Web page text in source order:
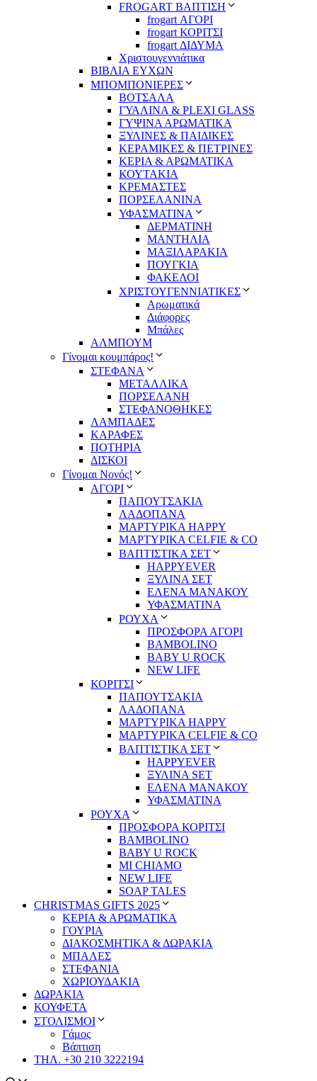
FROGART ΒΑΠΤΙΣΗ
frogart ΑΓΟΡΙ
frogart ΚΟΡΙΤΣΙ
frogart ΔΙΔΥΜΑ
Χριστουγεννιάτικα
ΒΙΒΛΙΑ ΕΥΧΩΝ
ΜΠΟΜΠΟΝΙΕΡΕΣ
ΒΟΤΣΑΛΑ
ΓΥΑΛΙΝΑ & PLEXI GLASS
ΓΥΨΙΝΑ ΑΡΩΜΑΤΙΚΑ
ΞΥΛΙΝΕΣ & ΠΑΙΔΙΚΕΣ
ΚΕΡΑΜΙΚΕΣ & ΠΕΤΡΙΝΕΣ
ΚΕΡΙΑ & ΑΡΩΜΑΤΙΚΑ
ΚΟΥΤΑΚΙΑ
ΚΡΕΜΑΣΤΕΣ
ΠΟΡΣΕΛΑΝΙΝΑ
ΥΦΑΣΜΑΤΙΝA
ΔΕΡΜΑΤΙΝΗ
ΜΑΝΤΗΛΙΑ
ΜΑΞΙΛΑΡΑΚΙΑ
ΠΟΥΓΚΙΑ
ΦΑΚΕΛΟΙ
ΧΡΙΣΤΟΥΓΕΝΝΙΑΤΙΚΕΣ
Αρωματικά
Διάφορες
Μπάλες
ΑΛΜΠΟΥΜ
Γίνομαι κουμπάρος!
ΣΤΕΦΑΝΑ
ΜΕΤΑΛΛΙΚΑ
ΠΟΡΣΕΛΑΝΗ
ΣΤΕΦΑΝΟΘΗΚΕΣ
ΛΑΜΠΑΔΕΣ
ΚΑΡΑΦΕΣ
ΠΟΤΗΡΙΑ
ΔΙΣΚΟΙ
Γίνομαι Νονός!
ΑΓΟΡΙ
ΠΑΠΟΥΤΣΑΚΙΑ
ΛΑΔΟΠΑΝΑ
ΜΑΡΤΥΡΙΚΑ HAPPY
ΜΑΡΤΥΡΙΚΑ CELFIE & CO
ΒΑΠΤΙΣΤΙΚΑ ΣΕΤ
HAPPYEVER
ΞΥΛΙΝΑ ΣΕΤ
ΕΛΕΝΑ ΜΑΝΑΚΟΥ
ΥΦΑΣΜΑΤΙΝΑ
ΡΟΥΧΑ
ΠΡΟΣΦΟΡΑ ΑΓΟΡΙ
BAMBOLINO
BABY U ROCK
NEW LIFE
ΚΟΡΙΤΣΙ
ΠΑΠΟΥΤΣΑΚΙΑ
ΛΑΔΟΠΑΝΑ
ΜΑΡΤΥΡΙΚΑ HAPPY
ΜΑΡΤΥΡΙΚΑ CELFIE & CO
ΒΑΠΤΙΣΤΙΚΑ ΣΕΤ
HAPPYEVER
ΞΥΛΙΝΑ SET
ΕΛΕΝΑ ΜΑΝΑΚΟΥ
ΥΦΑΣΜΑΤΙΝΑ
ΡΟΥΧΑ
ΠΡΟΣΦΟΡΑ ΚΟΡΙΤΣΙ
BAMBOLINO
BABY U ROCK
MI CHIAMO
NEW LIFE
SOAP TALES
CHRISTMAS GIFTS 2025
ΚΕΡΙΑ & ΑΡΩΜΑΤΙΚΑ
ΓΟΥΡΙΑ
ΔΙΑΚΟΣΜΗΤΙΚΑ & ΔΩΡΑΚΙΑ
ΜΠΑΛΕΣ
ΣΤΕΦΑΝΙΑ
ΧΩΡΙΟΥΔΑΚΙΑ
ΔΩΡΑΚΙΑ
ΚΟΥΦΕΤΑ
ΣΤΟΛΙΣΜΟΙ
Γάμος
Βάπτιση
ΤΗΛ. +30 210 3222194